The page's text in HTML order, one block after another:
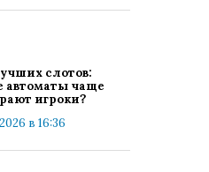
слотов:
автоматы чаще
игроки?
в 16:36